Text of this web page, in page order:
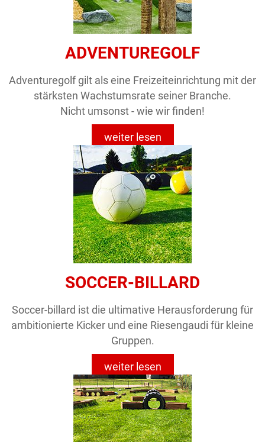
ADVENTUREGOLF
Adventuregolf gilt als eine Freizeiteinrichtung mit der
stärksten Wachstumsrate seiner Branche.
Nicht umsonst - wie wir finden!
weiter lesen
SOCCER-BILLARD
Soccer-billard ist die ultimative Herausforderung für
ambitionierte Kicker und eine Riesengaudi für kleine
Gruppen.
weiter lesen